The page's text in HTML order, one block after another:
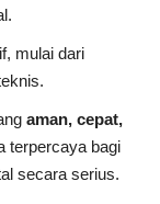
mulai dari
aman, cepat,
terpercaya bagi
secara serius.